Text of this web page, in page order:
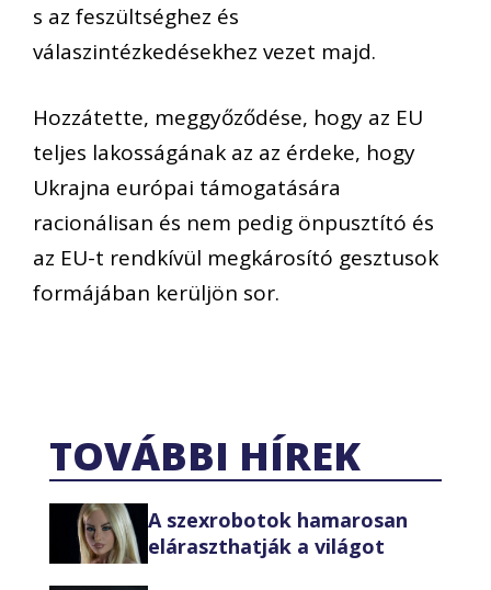
s az feszültséghez és
válaszintézkedésekhez vezet majd.
Hozzátette, meggyőződése, hogy az EU
teljes lakosságának az az érdeke, hogy
Ukrajna európai támogatására
racionálisan és nem pedig önpusztító és
az EU-t rendkívül megkárosító gesztusok
formájában kerüljön sor.
TOVÁBBI HÍREK
A szexrobotok hamarosan
eláraszthatják a világot